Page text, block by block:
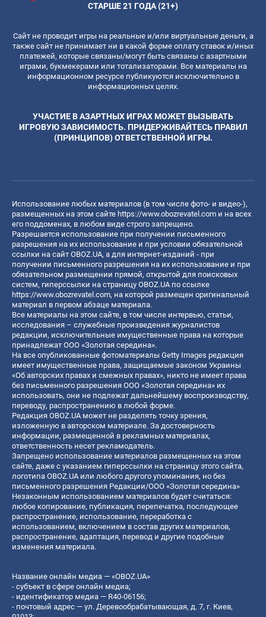
СТАРШЕ 21 ГОДА (21+)
Сайт не проводит игры на реальные и/или виртуальные деньги, а
также сайт не принимает ни в какой форме оплату ставок и/иных
платежей, которые связаны/могут быть связаны с азартными
играми, букмекерами или тотализаторами. Все материалы на
информационном ресурсе публикуются исключительно в
информационных целях.
УЧАСТИЕ В АЗАРТНЫХ ИГРАХ МОЖЕТ ВЫЗЫВАТЬ
ИГРОВУЮ ЗАВИСИМОСТЬ. ПРИДЕРЖИВАЙТЕСЬ ПРАВИЛ
(ПРИНЦИПОВ) ОТВЕТСТВЕННОЙ ИГРЫ.
Использование любых материалов (в том числе фото- и видео-),
размещенных на этом сайте https://www.obozrevatel.com и на всех
его поддоменах, в любом виде строго запрещено.
Разрешается использование при получении письменного
разрешения на их использование и при условии обязательной
ссылки на сайт OBOZ.UA, а для интернет-изданий - при
получении письменного разрешения на их использование и при
обязательном размещении прямой, открытой для поисковых
систем, гиперссылки на страницу OBOZ.UA по ссылке
https://www.obozrevatel.com, на которой размещен оригинальный
материал в первом абзаце материала.
Все материалы на этом сайте, в том числе интервью, статьи,
исследования – служебные произведения журналистов
редакции, исключительные имущественные права на которые
принадлежат ООО «Золотая середина».
На все опубликованные фотоматериалы Getty Images редакция
имеет имущественные права, защищаемые законом Украины
«Об авторских правах и смежных правах», никто не имеет права
без письменного разрешения ООО «Золотая середина» их
использовать, они не подлежат дальнейшему воспроизводству,
переводу, распространению в любой форме.
Редакция OBOZ.UA может не разделять точку зрения,
изложенную в авторском материале. За достоверность
информации, размещенной в рекламных материалах,
ответственность несет рекламодатель.
Запрещено использование материалов размещенных на этом
сайте, даже с указанием гиперссылки на страницу этого сайта,
логотипа OBOZ.UA или любого другого упоминания, но без
письменного разрешения Редакции/ООО «Золотая середина»
Незаконным использованием материалов будет считаться:
любое копирование, публикация, перепечатка, последующее
распространение, использование, переработка с
использованием, включением в состав других материалов,
распространение, адаптация, перевод и другие подобные
изменения материала.
Название онлайн медиа — «OBOZ.UA»
- субъект в сфере онлайн медиа;
- идентификатор медиа — R40-06156;
- почтовый адрес — ул. Деревообрабатывающая, д. 7, г. Киев,